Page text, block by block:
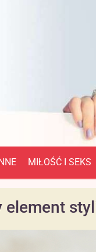
MIŁOŚĆ I SEKS